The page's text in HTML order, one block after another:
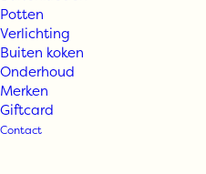
Potten
Verlichting
Buiten koken
Onderhoud
Merken
Giftcard
Contact